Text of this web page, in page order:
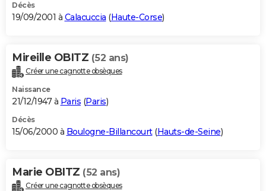
Décès
19/09/2001 à Calacuccia (Haute-Corse)
Mireille OBITZ (52 ans)
Créer une cagnotte obsèques
Naissance
21/12/1947 à Paris (Paris)
Décès
15/06/2000 à Boulogne-Billancourt(Hauts-de-Seine)
Marie OBITZ (52 ans)
Créer une cagnotte obsèques